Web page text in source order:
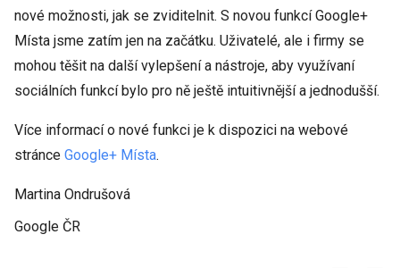
nové možnosti, jak se zviditelnit. S novou funkcí Google+
Místa jsme zatím jen na začátku. Uživatelé, ale i firmy se
mohou těšit na další vylepšení a nástroje, aby využívaní
sociálních funkcí bylo pro ně ještě intuitivnější a jednodušší.
Více informací o nové funkci je k dispozici na webové
stránce Google+ Místa.
Martina Ondrušová
Google ČR